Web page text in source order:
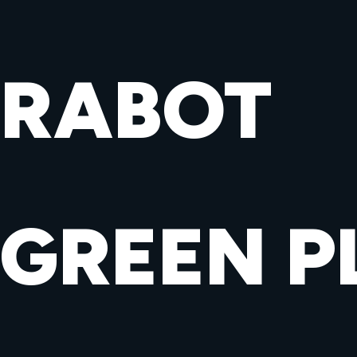
RABOT
GREEN